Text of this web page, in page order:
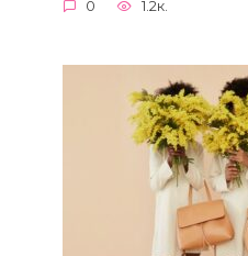
0 1.2к.